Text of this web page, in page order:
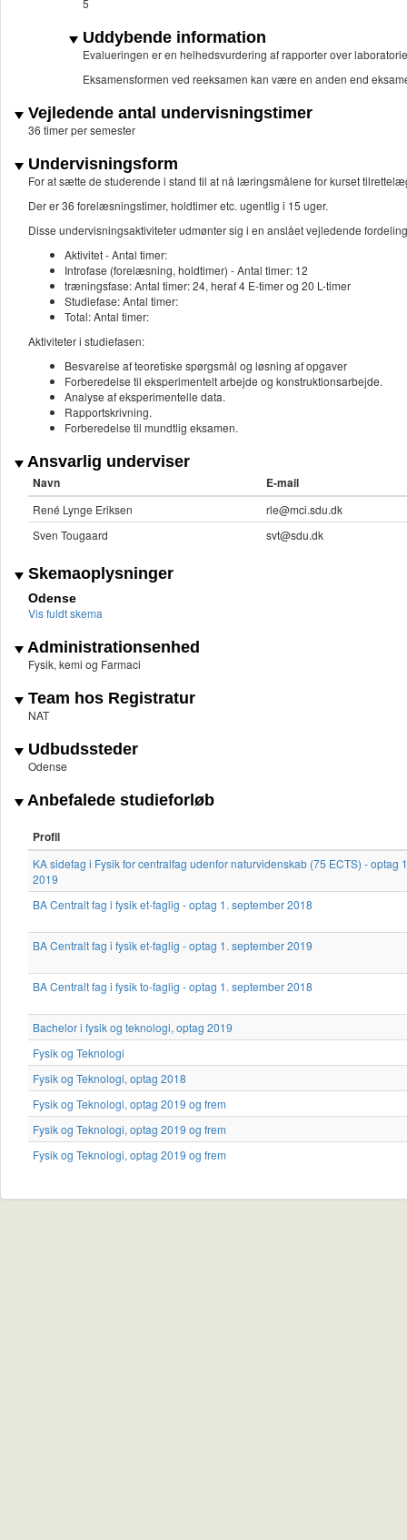
5
Uddybende information
Evalueringen er en helhedsvurdering af rapporter over
Eksamensformen ved reeksamen kan være en anden end
Vejledende antal undervisningstimer
36 timer per semester
Undervisningsform
For at sætte de studerende i stand til at nå læringsmålene for kurset
Der er 36 forelæsningstimer, holdtimer etc. ugentlig i 15 uger.
Disse undervisningsaktiviteter udmønter sig i en anslået vejledende
Aktivitet - Antal timer:
Introfase (forelæsning, holdtimer) - Antal timer: 12
træningsfase: Antal timer: 24, heraf 4 E-timer og 20 L-timer
Studiefase: Antal timer:
Total: Antal timer:
Aktiviteter i studiefasen:
Besvarelse af teoretiske spørgsmål og løsning af opgaver
Forberedelse til eksperimentelt arbejde og konstruktionsarbejde.
Analyse af eksperimentelle data.
Rapportskrivning.
Forberedelse til mundtlig eksamen.
Ansvarlig underviser
Navn E-mail
René Lynge Eriksen
rle@mci.sdu.dk
Sven Tougaard
svt@sdu.dk
Skemaoplysninger
Odense
Vis fuldt skema
Administrationsenhed
Fysik, kemi og Farmaci
Team hos Registratur
NAT
Udbudssteder
Odense
Anbefalede studieforløb
Profil
KA sidefag i Fysik for centralfag udenfor naturvidenskab (75 ECTS) - optag
2019
BA Centralt fag i fysik et-faglig - optag 1. september 2018
BA Centralt fag i fysik et-faglig - optag 1. september 2019
BA Centralt fag i fysik to-faglig - optag 1. september 2018
Bachelor i fysik og teknologi, optag 2019
Fysik og Teknologi
Fysik og Teknologi, optag 2018
Fysik og Teknologi, optag 2019 og frem
Fysik og Teknologi, optag 2019 og frem
Fysik og Teknologi, optag 2019 og frem